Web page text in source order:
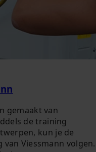
gemaakt van
de training
kun je de
Viessmann volgen.